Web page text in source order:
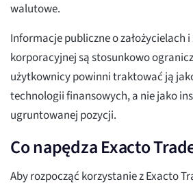
walutowe.
Informacje publiczne o założycielach
korporacyjnej są stosunkowo
użytkownicy powinni traktować ją
technologii finansowych, a nie jako
ugruntowanej pozycji.
Co napędza Exacto
Aby rozpocząć korzystanie z Exacto